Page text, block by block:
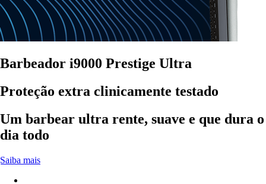
Barbeador i9000 Prestige Ultra
Proteção extra clinicamente testado
Um barbear ultra rente, suave e que dura o
dia todo
Saiba mais